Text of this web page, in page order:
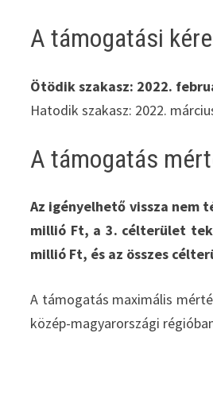
A támogatási
Ötödik szakasz: 2022.
Hatodik szakasz: 2022.
A támogatás
Az igényelhető vissza nem
millió Ft, a 3. célterület
millió Ft, és az összes
A támogatás maximális
közép-magyarországi